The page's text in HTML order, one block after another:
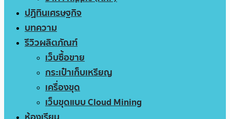
ปฏิทินเศรษฐกิจ
บทความ
รีวิวผลิตภัณฑ์
เว็บซื้อขาย
กระเป๋าเก็บเหรียญ
เครื่องขุด
เว็บขุดแบบ Cloud Mining